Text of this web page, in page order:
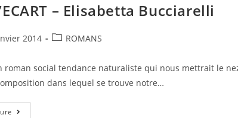
– Elisabetta Bucciarelli
2014 ROMANS
roman social tendance naturaliste qui nous mettrait le
dans lequel se trouve notre…